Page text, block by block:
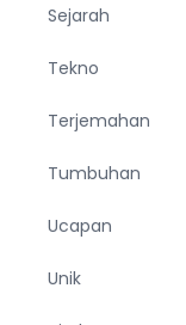
Sejarah
Tekno
Terjemahan
Tumbuhan
Ucapan
Unik